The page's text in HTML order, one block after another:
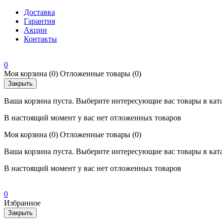
Доставка
Гарантия
Акции
Контакты
0
Моя корзина (0) Отложенные товары (0)
Закрыть
Ваша корзина пуста. Выберите интересующие вас товары в
В настоящий момент у вас нет отложенных товаров
Моя корзина (0) Отложенные товары (0)
Ваша корзина пуста. Выберите интересующие вас товары в
В настоящий момент у вас нет отложенных товаров
0
Избранное
Закрыть